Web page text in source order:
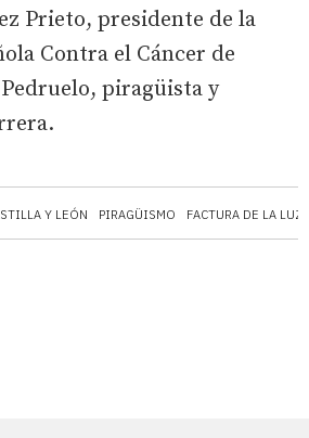
Y LEÓN PIRAGÜISMO FACTURA DE LA LUZ
Prieto, presidente de la
Contra el Cáncer de
piragüista y